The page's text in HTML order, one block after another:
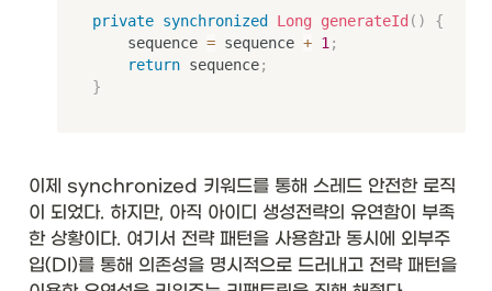
\\
hl
in
e
private synchronized Long generateId ( )
{
    sequence
= sequence + 1 ;
return sequence;
}
이제 synchronized 키워드를 통해 스레드 안전한 로직
이 되었다. 하지만, 아직 아이디 생성전략의 유연함이 부족
한 상황이다. 여기서 전략 패턴을 사용함과 동시에 외부주
입(DI)를 통해 의존성을 명시적으로 드러내고 전략 패턴을